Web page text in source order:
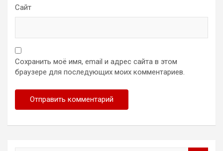
Сайт
Сохранить моё имя, email и адрес сайта в этом
браузере для последующих моих комментариев.